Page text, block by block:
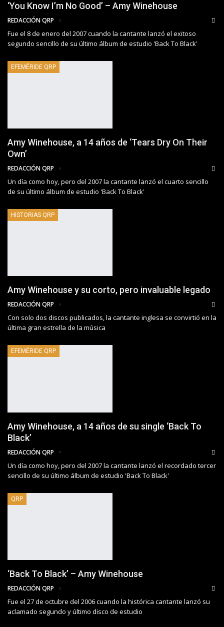
‘You Know I’m No Good’ – Amy Winehouse
REDACCIÓN QRP
Fue el 8 de enero del 2007 cuando la cantante lanzó el exitoso
segundo sencillo de su último álbum de estudio 'Back To Black'
EFEMÉRIDE QRP
Amy Winehouse, a 14 años de ‘Tears Dry On Their
Own’
REDACCIÓN QRP
Un día como hoy, pero del 2007 la cantante lanzó el cuarto sencillo
de su último álbum de estudio 'Back To Black'
HISTORIAS QRP
Amy Winehouse y su corto, pero invaluable legado
REDACCIÓN QRP
Con solo dos discos publicados, la cantante inglesa se convirtió en la
última gran estrella de la música
EFEMÉRIDE QRP
Amy Winehouse, a 14 años de su single ‘Back To
Black’
REDACCIÓN QRP
Un día como hoy, pero del 2007 la cantante lanzó el recordado tercer
sencillo de su último álbum de estudio 'Back To Black'
QRP
‘Back To Black’ – Amy Winehouse
REDACCIÓN QRP
Fue el 27 de octubre del 2006 cuando la histórica cantante lanzó su
aclamado segundo y último disco de estudio